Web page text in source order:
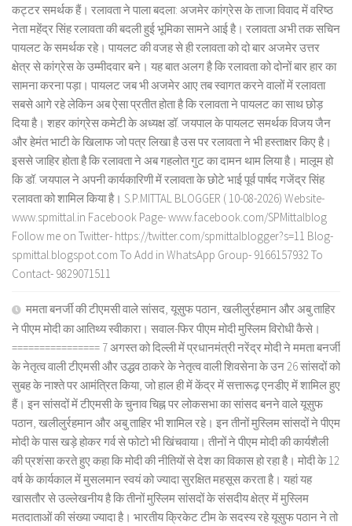
कट्टर समर्थक हैं। रलावता ने पाला बदला: अजमेर कांग्रेस के ताजा विवाद में वरिष्ठ
नेता महेंद्र सिंह रलावता की बदली हुई भूमिका सामने आई है। रलावता अभी तक सचिन
पायलट के समर्थक रहे। पायलट की वजह से ही रलावता को दो बार अजमेर उत्तर
क्षेत्र से कांग्रेस के उम्मीदवार बने। यह बात अलग है कि रलावता को दोनों बार हार का
सामना करना पड़ा। पायलट जब भी अजमेर आए तब स्वागत करने वालों में रलावता
सबसे आगे रहे लेकिन अब ऐसा प्रतीत होता है कि रलावता ने पायलट का साथ छोड़
दिया है। शहर कांग्रेस कमेटी के अध्यक्ष डॉ. जयपाल के पायलट समर्थक विजय जैन
और हेमंत भाटी के खिलाफ जो पत्र लिखा है उस पर रलावता ने भी हस्ताक्षर किए है।
इससे जाहिर होता है कि रलावता ने अब गहलोत गुट का दामन थाम लिया है। मालूम हो
कि डॉ. जयपाल ने अपनी कार्यकारिणी में रलावता के छोटे भाई पूर्व पार्षद गजेंद्र सिंह
रलावता को शामिल किया है। S.P.MITTAL BLOGGER ( 10-08-2026) Website-
www.spmittal.in Facebook Page- www.facebook.com/SPMittalblog
Follow me on Twitter- https://twitter.com/spmittalblogger?s=11 Blog-
spmittal.blogspot.com To Add in WhatsApp Group- 9166157932 To
Contact- 9829071511
ममता बनर्जी की टीएमसी वाले सांसद, यूसुफ पठान, खलीलुर्रहमान और अबु ताहिर
ने पीएम मोदी का आतिथ्य स्वीकारा। सवाल-फिर पीएम मोदी मुस्लिम विरोधी कैसे।
================ 7 अगस्त को दिल्ली में प्रधानमंत्री नरेंद्र मोदी ने ममता बनर्जी
के नेतृत्व वाली टीएमसी और उद्धव ठाकरे के नेतृत्व वाली शिवसेना के उन 26 सांसदों को
सुबह के नाश्ते पर आमंत्रित किया, जो हाल ही में केंद्र में सत्तारूढ़ एनडीए में शामिल हुए
हैं। इन सांसदों में टीएमसी के चुनाव चिह्न पर लोकसभा का सांसद बनने वाले यूसुफ
पठान, खलीलुर्रहमान और अबु ताहिर भी शामिल रहे। इन तीनों मुस्लिम सांसदों ने पीएम
मोदी के पास खड़े होकर गर्व से फोटो भी खिंचवाया। तीनों ने पीएम मोदी की कार्यशैली
की प्रशंसा करते हुए कहा कि मोदी की नीतियों से देश का विकास हो रहा है। मोदी के 12
वर्ष के कार्यकाल में मुसलमान स्वयं को ज्यादा सुरक्षित महसूस करता है। यहां यह
खासतौर से उल्लेखनीय है कि तीनों मुस्लिम सांसदों के संसदीय क्षेत्र में मुस्लिम
मतदाताओं की संख्या ज्यादा है। भारतीय क्रिकेट टीम के सदस्य रहे यूसुफ पठान ने तो